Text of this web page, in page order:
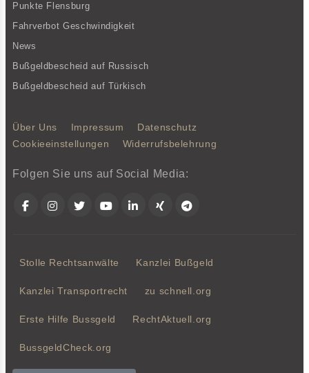
Punkte Flensburg
Fahrverbot Geschwindigkeit
News
Bußgeldbescheid auf Russisch
Bußgeldbescheid auf Türkisch
Über Uns Impressum
Datenschutz
Cookieeinstellungen
Widerrufsbelehrung
Folgen Sie uns auf Social Media:
Stolle Rechtsanwälte Kanzlei Bußgeld
Kanzlei Transportrecht zu schnell.org
Erste Hilfe Bussgeld RechtAktuell.org
BussgeldCheck.org